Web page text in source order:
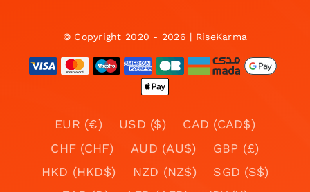
© Copyright 2020 - 2026 | RiseKarma
EUR (€) USD ($)
CAD (CAD$)
CHF (CHF)
AUD (AU$)
GBP (£)
HKD (HKD$)
NZD (NZ$)
SGD (S$)